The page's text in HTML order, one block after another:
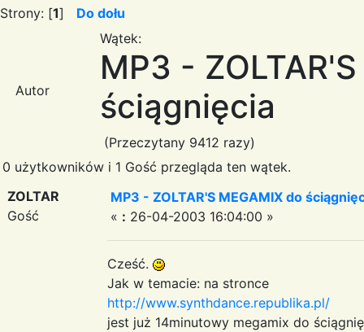
Strony: [1] Do dołu
Autor
Wątek:
MP3 -
ściągnięcia
(Przeczytany 9412 razy)
0 użytkowników i 1 Gość przegląda ten wątek.
ZOLTAR
Gość
MP3 - ZOLTAR'S MEGAMIX do
« : 26-04-2003 16:04:00 »
Cześć.
Jak w temacie: na stronce
http://www.synthdance.republika.pl/
jest już 14minutowy megamix do